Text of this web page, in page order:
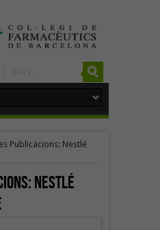
Publicacions: Nestlé
Nestlé